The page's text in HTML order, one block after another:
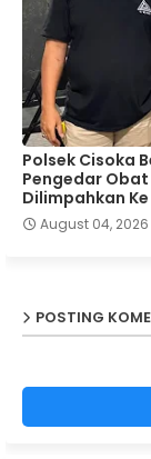
Polsek Cisoka
Pengedar
Dilimpahkan
August 04, 2026
POSTING